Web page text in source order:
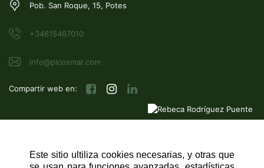
Este sitio ultiliza cookies necesarias, y otras que
Pob. San Roque, 15, Potes
+34615467010
info@picosmar.com
Compartir web en:
NAVEGACIÓN RÁPIDA